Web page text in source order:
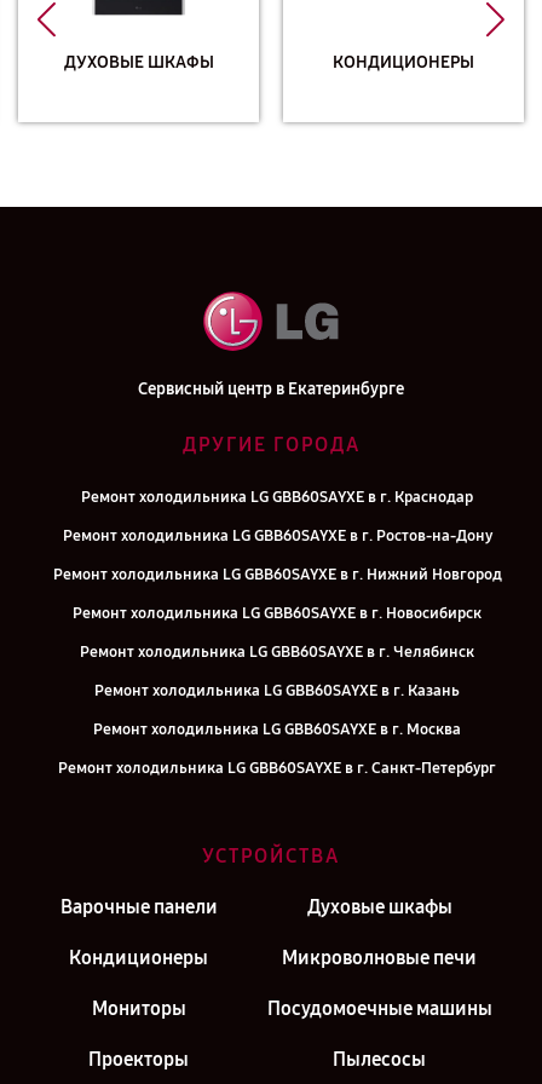
ДУХОВЫЕ ШКАФЫ КОНДИЦИОНЕРЫ
Сервисный центр в Екатеринбурге
ДРУГИЕ ГОРОДА
Ремонт холодильника LG GBB60SAYXE в г. Краснодар
Ремонт холодильника LG GBB60SAYXE в г. Ростов-на-Дону
Ремонт холодильника LG GBB60SAYXE в г. Нижний Новгород
Ремонт холодильника LG GBB60SAYXE в г. Новосибирск
Ремонт холодильника LG GBB60SAYXE в г. Челябинск
Ремонт холодильника LG GBB60SAYXE в г. Казань
Ремонт холодильника LG GBB60SAYXE в г. Москва
Ремонт холодильника LG GBB60SAYXE в г. Санкт-Петербург
УСТРОЙСТВА
Варочные панели Духовые шкафы
Кондиционеры Микроволновые печи
Мониторы Посудомоечные машины
Проекторы Пылесосы